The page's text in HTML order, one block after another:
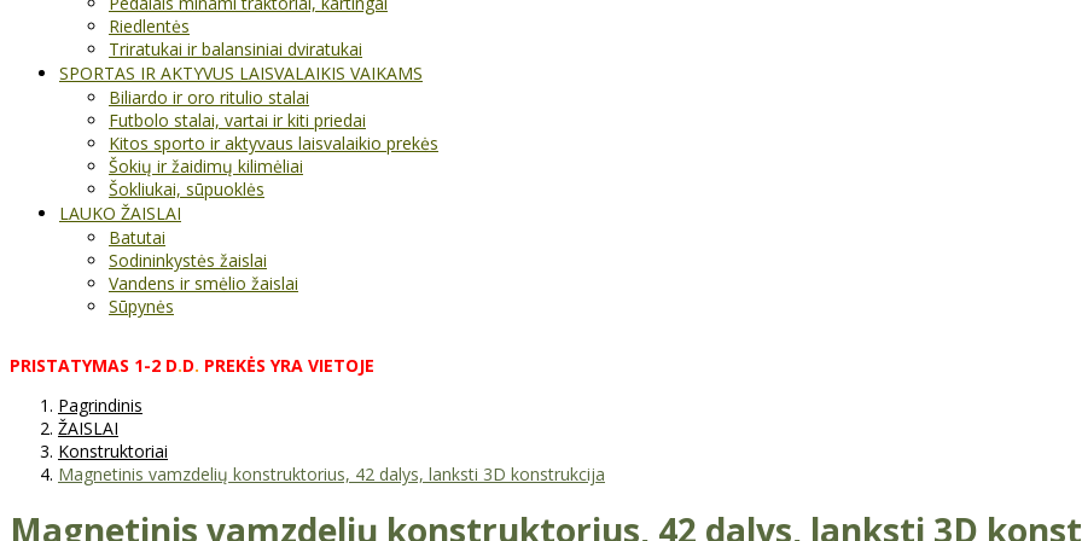
Riedlentės
Triratukai ir balansiniai dviratukai
SPORTAS IR AKTYVUS LAISVALAIKIS VAIKAMS
Biliardo ir oro ritulio stalai
Futbolo stalai, vartai ir kiti priedai
Kitos sporto ir aktyvaus laisvalaikio prekės
Šokių ir žaidimų kilimėliai
Šokliukai, sūpuoklės
LAUKO ŽAISLAI
Batutai
Sodininkystės žaislai
Vandens ir smėlio žaislai
Sūpynės
PRISTATYMAS 1-2 D.D. PREKĖS YRA VIETOJE
Pagrindinis
ŽAISLAI
Konstruktoriai
Magnetinis vamzdelių konstruktorius, 42 dalys, lanksti 3D konstrukcija
Magnetinis vamzdelių konstruktorius, 42 dalys, lanksti 3D